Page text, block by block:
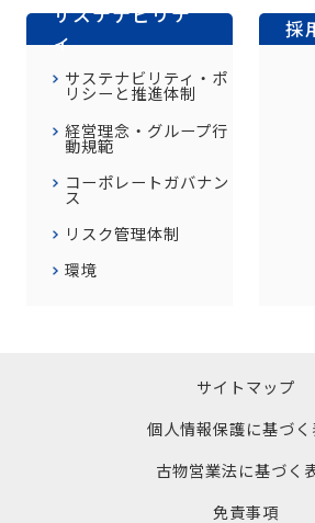
サステナビリテ
ィ
サステナビリティ・ポ
リシーと推進体制
経営理念・グループ行
動規範
コーポレートガバナン
ス
リスク管理体制
環境
採
サイトマップ
個人情報保護に基づ
古物営業法に基づく
免責事項